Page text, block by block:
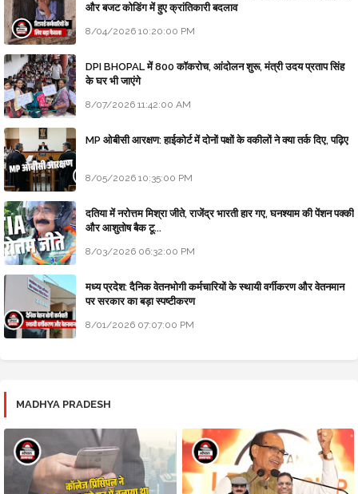
और बजट कोडिंग में हुए क्रांतिकारी बदलाव
8/04/2026 10:20:00 PM
DPI BHOPAL में 800 कॉकरोच, आंदोलन शुरू, मंत्री उदय प्रताप सिंह
के घर भी जाएंगे
8/07/2026 11:42:00 AM
MP ओबीसी आरक्षण: हाईकोर्ट में दोनों पक्षों के वकीलों ने क्या तर्क दिए, पढ़िए
8/05/2026 10:35:00 PM
दतिया में नरोत्तम मिश्रा जीते, राजेंद्र भारती हार गए, घनश्याम की पेंशन पक्की
और आशुतोष बैक टू...
8/03/2026 06:32:00 PM
मध्य प्रदेश: दैनिक वेतनभोगी कर्मचारियों के स्थायी वर्गीकरण और वेतनमान
पर सरकार का बड़ा स्पष्टीकरण
8/01/2026 07:07:00 PM
MADHYA PRADESH